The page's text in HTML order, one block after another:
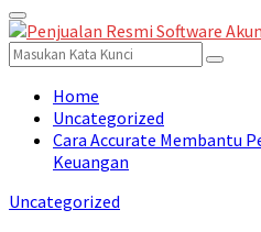
for:
Primary
Menu
Search
for:
Search
Home
Uncategorized
Cara Accurate Membantu
Keuangan
Uncategorized